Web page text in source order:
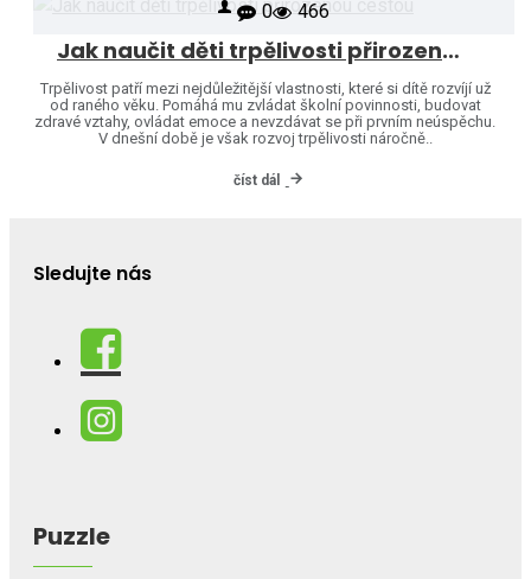
0 466
Jak naučit děti trpělivosti přirozenou cestou
Trpělivost patří mezi nejdůležitější vlastnosti, které si dítě rozvíjí už
od raného věku. Pomáhá mu zvládat školní povinnosti, budovat
zdravé vztahy, ovládat emoce a nevzdávat se při prvním neúspěchu.
V dnešní době je však rozvoj trpělivosti náročně..
číst dál
Sledujte nás
Puzzle